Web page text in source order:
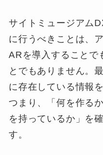
サイトミュージアム
に行うべきことは、
ARを導入することで
とでもありません。
に存在している情報
つまり、「何を作る
を持っているか」を
す。